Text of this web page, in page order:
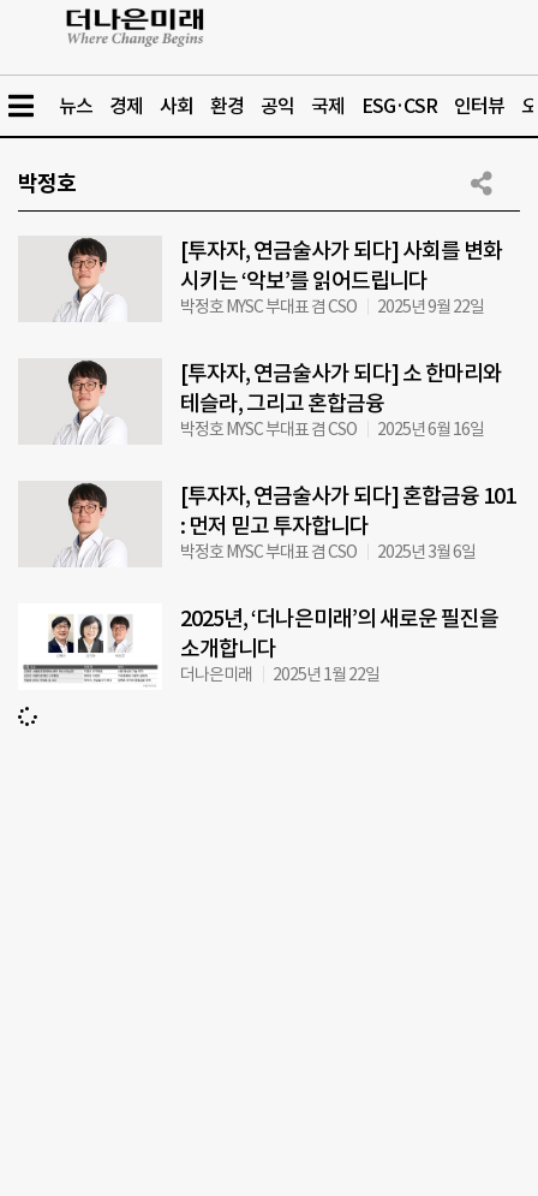
뉴스 경제 사회 환경 공익 국제 ESG·CSR 인터뷰
박정호
[투자자, 연금술사가 되다] 사회를 변화
시키는 ‘악보’를 읽어드립니다
박정호 MYSC 부대표 겸 CSO 2025년 9월 22일
[투자자, 연금술사가 되다] 소 한마리와
테슬라, 그리고 혼합금융
박정호 MYSC 부대표 겸 CSO 2025년 6월 16일
[투자자, 연금술사가 되다] 혼합금융 101
: 먼저 믿고 투자합니다
박정호 MYSC 부대표 겸 CSO 2025년 3월 6일
2025년, ‘더나은미래’의 새로운 필진을
소개합니다
더나은미래 2025년 1월 22일